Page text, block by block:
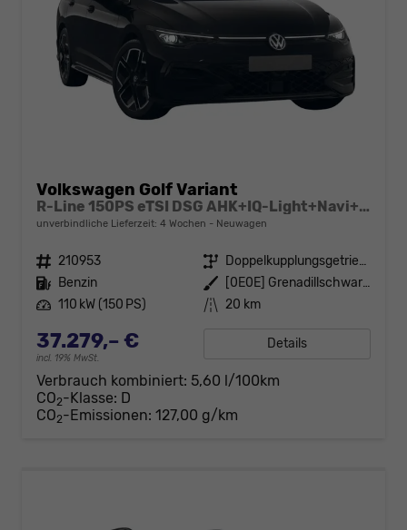
Volkswagen Golf Variant
R-Line 150PS eTSI DSG AHK+IQ-Light+Navi+Black Style+360°+Alu18+Kessy+Winter
unverbindliche Lieferzeit: 4 Wochen Neuwagen
Fahrzeugnr. 210953 Getriebe
Doppelkupplungsgetriebe (DSG)
Kraftstoff Benzin Außenfarbe
[0E0E] Grenadillschwarz Metallic
Leistung 110 kW (150 PS) Kilometerstand 20 km
37.279,– €
incl. 19% MwSt.
Details
Verbrauch kombiniert: 5,60 l/100km
CO2-Klasse: D
CO2-Emissionen: 127,00 g/km